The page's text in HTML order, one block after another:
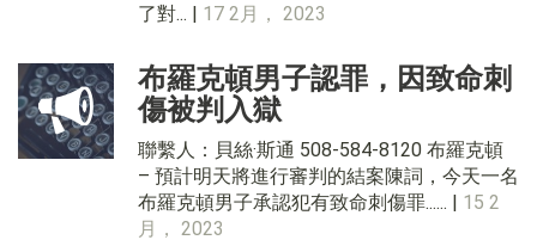
了對... | 17 2月， 2023
布羅克頓男子認罪，因致命刺
傷被判入獄
聯繫人：貝絲·斯通 508-584-8120 布羅克頓
– 預計明天將進行審判的結案陳詞，今天一名
布羅克頓男子承認犯有致命刺傷罪...... | 15 2
月， 2023